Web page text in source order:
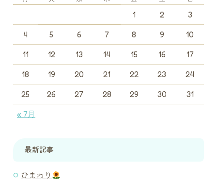
1 2 3
4 5 6 7 8 9 10
11 12 13 14 15 16 17
18 19 20 21 22 23 24
25 26 27 28 29 30 31
« 7月
最新記事
ひまわり